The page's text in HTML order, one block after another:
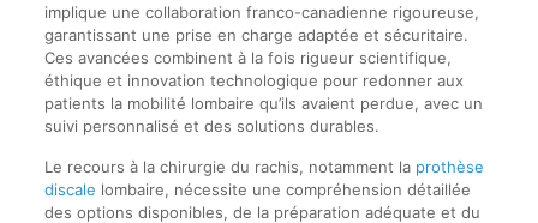
implique une collaboration franco-canadienne rigoureuse,
garantissant une prise en charge adaptée et sécuritaire.
Ces avancées combinent à la fois rigueur scientifique,
éthique et innovation technologique pour redonner aux
patients la mobilité lombaire qu’ils avaient perdue, avec un
suivi personnalisé et des solutions durables.
Le recours à la chirurgie du rachis, notamment la prothèse
discale lombaire, nécessite une compréhension détaillée
des options disponibles, de la préparation adéquate et du